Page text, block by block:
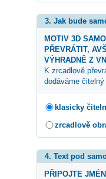
3. Jak bude
MOTIV 3D
PŘEVRÁTIT,
VÝHRADNĚ Z
K zrcadlově
dodáváme
klasicky
zrcadlově
4. Text pod
PŘIPOJTE